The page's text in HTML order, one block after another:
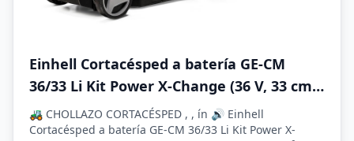
Einhell Cortacésped a batería GE-CM
36/33 Li Kit Power X-Change (36 V, 33 cm
Ancho de Corte, hasta 250 m², 30L Bolsa
recolectora, 25-65 mm Altura de Corte,
🚜 CHOLLAZO CORTACÉSPED , , ín 🔊 Einhell
Cortacésped a batería GE-CM 36/33 Li Kit Power X-